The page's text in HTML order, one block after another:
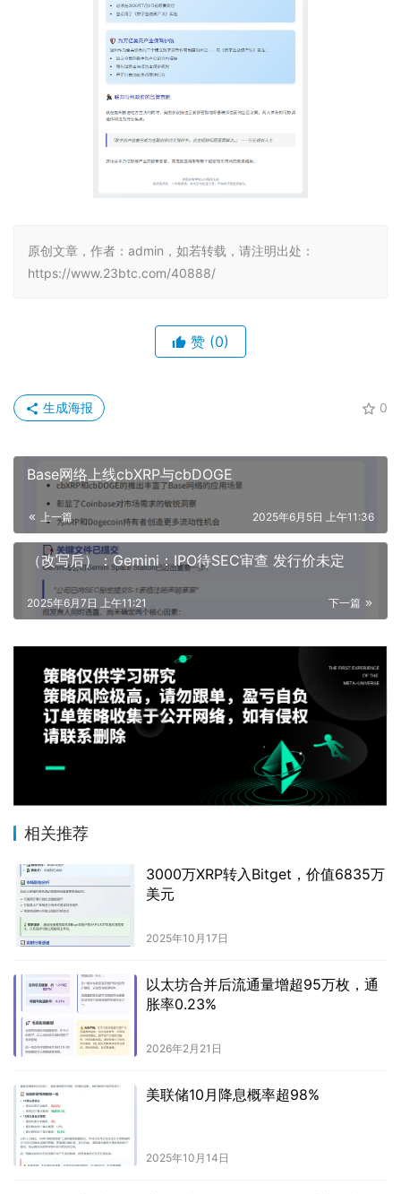
原创文章，作者：admin，如若转载，请注明出处：
https://www.23btc.com/40888/
赞 (0)
0
生成海报
Base网络上线cbXRP与cbDOGE
上一篇 2025年6月5日 上午11:36
（改写后）：Gemini：IPO待SEC审查 发行价未定
下一篇
2025年6月7日 上午11:21
相关推荐
3000万XRP转入Bitget，价值6835万
美元
2025年10月17日
以太坊合并后流通量增超95万枚，通
胀率0.23%
2026年2月21日
美联储10月降息概率超98%
2025年10月14日